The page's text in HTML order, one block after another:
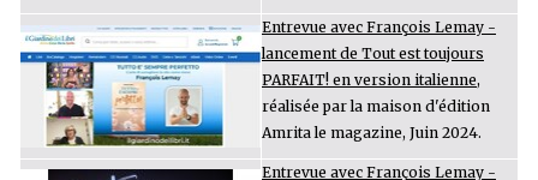
Entrevue avec François Lemay -
lancement de Tout est toujours
PARFAIT! en version italienne,
réalisée par la maison d'édition
Amrita le magazine, Juin 2024.
Entrevue avec François Lemay -